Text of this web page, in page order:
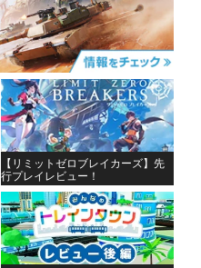
【リミットゼロブレイカーズ】先
行プレイレビュー！